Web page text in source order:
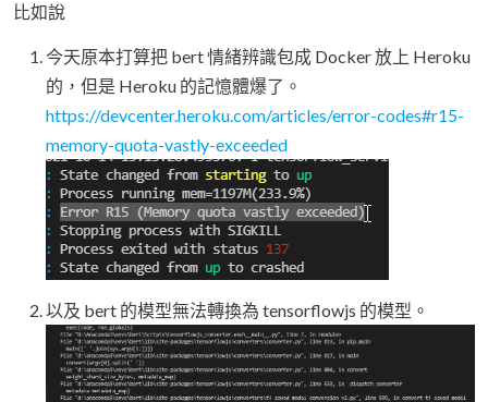
比如說
今天原本打算把 bert 情緒辨識包成 Docker 放上 Heroku
的，但是 Heroku 的記憶體爆了。
https://devcenter.heroku.com/articles/error-codes#r15-
memory-quota-vastly-exceeded
以及 bert 的模型無法轉換為 tensorflowjs 的模型。